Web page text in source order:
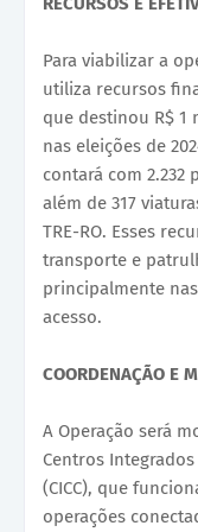
Para viabilizar a
utiliza recursos
que destinou R$ 1
nas eleições de
contará com 2.232
além de 317
TRE-RO. Esses
transporte e
principalmente
acesso.
COORDENAÇÃO E
A Operação será
Centros
(CICC), que
operações